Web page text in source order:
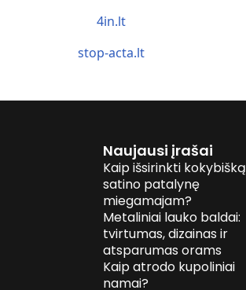
4in.lt
stop-acta.lt
Naujausi įrašai
Kaip išsirinkti kokybišką
satino patalynę
miegamajam?
Metaliniai lauko baldai:
tvirtumas, dizainas ir
atsparumas orams
Kaip atrodo kupoliniai
namai?